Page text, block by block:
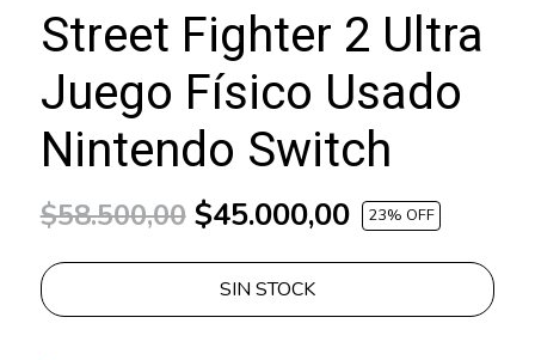
Street Fighter 2 Ultra
Juego Físico Usado
Nintendo Switch
$58.500,00$45.000,00 23% OFF
SIN STOCK